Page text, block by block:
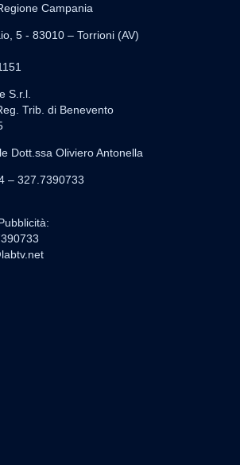
Campania
5 - 83010 – Torrioni (AV)
S.r.l.
Trib. di Benevento
Dott.ssa Oliviero Antonella
– 327.7390733